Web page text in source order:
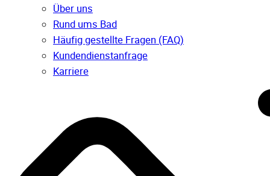
Über uns
Rund ums Bad
Häufig gestellte Fragen (FAQ)
Kunden­dienst­anfrage
Karriere